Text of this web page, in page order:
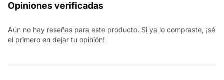
Opiniones verificadas
Aún no hay reseñas para este producto. Si ya lo compraste, ¡sé
el primero en dejar tu opinión!